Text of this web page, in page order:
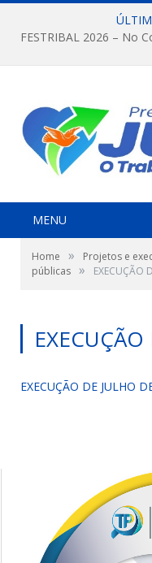
MENU
Home »
Projetos e
públicas » EXECUÇÃO
EXECUÇÃO DE JULHO